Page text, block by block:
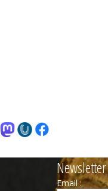
Newsletter
Email :